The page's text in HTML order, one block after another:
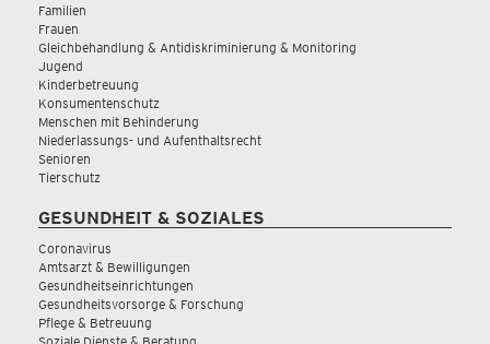
Familien
Frauen
Gleichbehandlung & Antidiskriminierung & Monitoring
Jugend
Kinderbetreuung
Konsumentenschutz
Menschen mit Behinderung
Niederlassungs- und Aufenthaltsrecht
Senioren
Tierschutz
GESUNDHEIT & SOZIALES
Coronavirus
Amtsarzt & Bewilligungen
Gesundheitseinrichtungen
Gesundheitsvorsorge & Forschung
Pflege & Betreuung